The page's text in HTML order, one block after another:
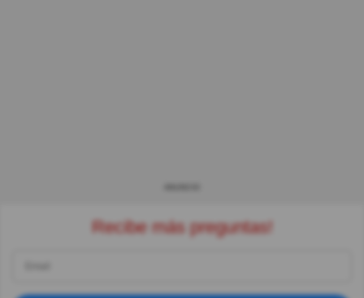
Recibe más preguntas!